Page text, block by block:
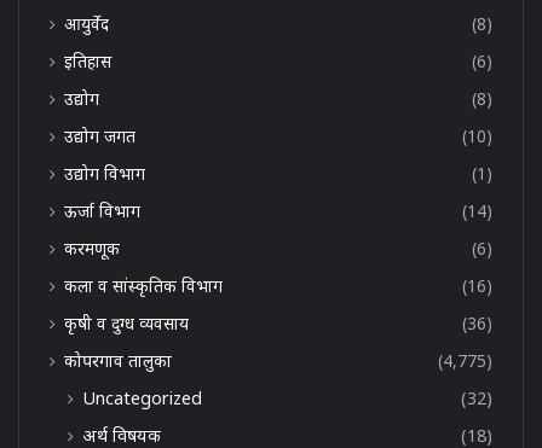
आयुर्वेद
(8)
इतिहास
(6)
उद्योग
(8)
उद्योग जगत
(10)
उद्योग विभाग
(1)
ऊर्जा विभाग
(14)
करमणूक
(6)
कला व सांस्कृतिक विभाग
(16)
कृषी व दुग्ध व्यवसाय
(36)
कोपरगाव तालुका
(4,775)
Uncategorized
(32)
अर्थ विषयक
(18)